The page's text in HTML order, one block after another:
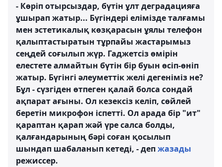
- Көріп отырсыздар, бүтін ұлт деградацияға
ұшырап жатыр... Бүгіндері елімізде талғамы
мен эстетикалық көзқарасын ұялы телефон
қалыптастыратын тұрпайы жастарымыз
сеңдей соғылып жүр. Гаджетсіз өмірін
елестете алмайтын бүтін бір буын өсіп-өніп
жатыр. Бүгінгі әлеуметтік желі дегеніміз не?
Бұл - сүзгіден өтпеген қалай болса сондай
ақпарат ағыны. Ол кезексіз келіп, сөйлей
беретін микрофон іспетті. Ол арада бір "ит"
қараптан қарап жәй үре салса болды,
қалғандарының бәрі соған қосылып
шындап шабаланып кетеді, - депжазады
режиссер.